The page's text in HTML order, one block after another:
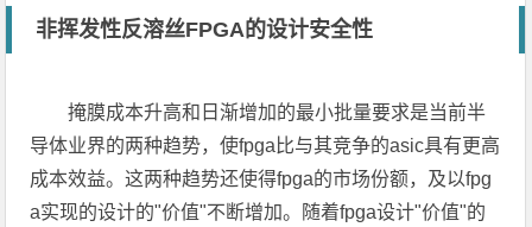
非挥发性反溶丝FPGA的设计安全性
掩膜成本升高和日渐增加的最小批量要求是当前半
导体业界的两种趋势，使fpga比与其竞争的asic具有更高
成本效益。这两种趋势还使得fpga的市场份额，及以fpg
a实现的设计的"价值"不断增加。随着fpga设计"价值"的